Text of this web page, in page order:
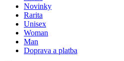
Novinky
Rarita
Unisex
Woman
Man
Doprava a platba